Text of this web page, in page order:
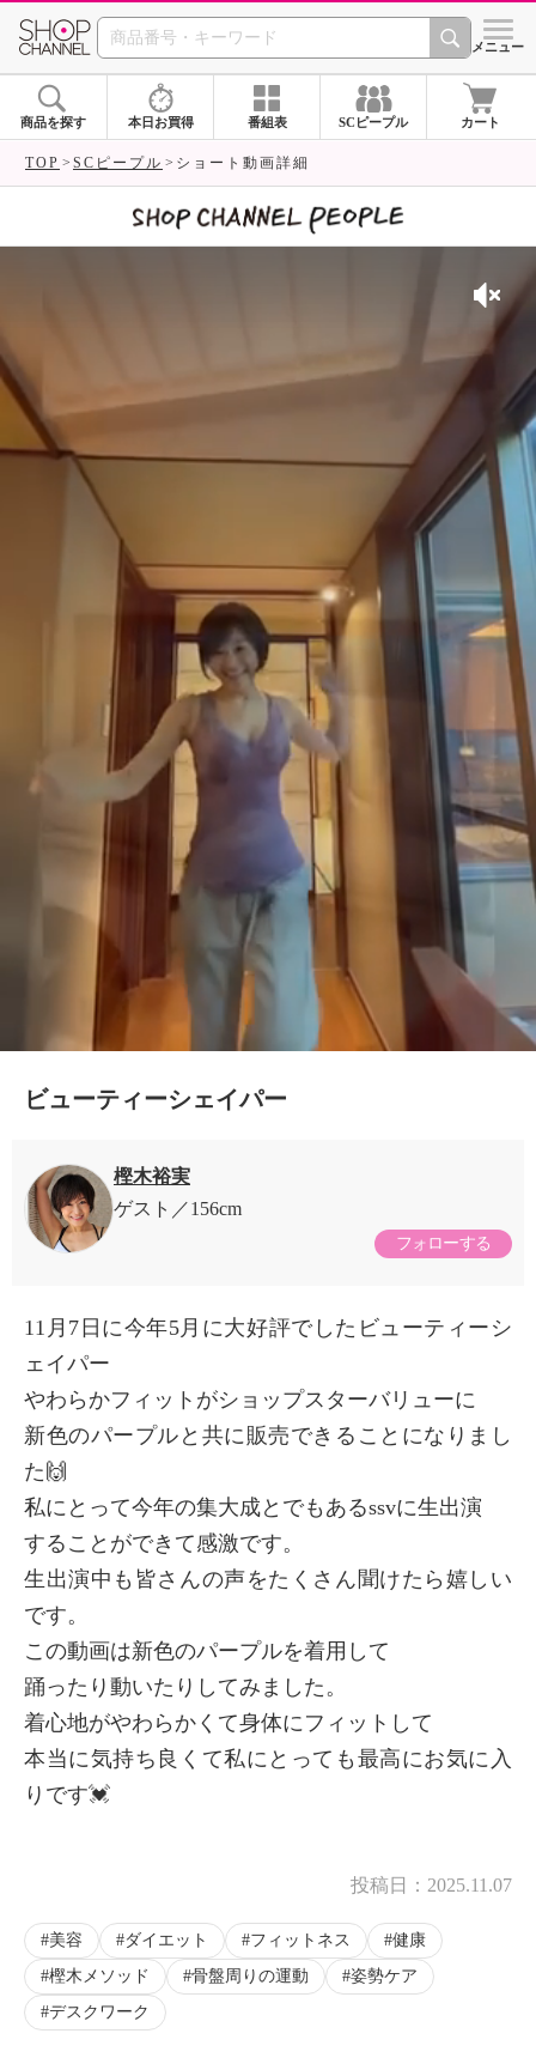
SHOP CHANNEL シメニュー
商品を探す 本日お買得 番組表 SCピープル カート
TOP SCピープル ショート動画詳細
ビューティーシェイパー
樫木裕実
ゲスト
156cm
フォローする
11月7日に今年5月に大好評でしたビューティーシ
ェイパー
やわらかフィットがショップスターバリューに
新色のパープルと共に販売できることになりまし
た🙌
私にとって今年の集大成とでもあるssvに生出演
することができて感激です。
生出演中も皆さんの声をたくさん聞けたら嬉しい
です。
この動画は新色のパープルを着用して
踊ったり動いたりしてみました。
着心地がやわらかくて身体にフィットして
本当に気持ち良くて私にとっても最高にお気に入
りです💓
投稿日： 2025.11.07
美容 ダイエット フィットネス
健康
樫木メソッド
骨盤周りの運動
姿勢ケア
デスクワーク